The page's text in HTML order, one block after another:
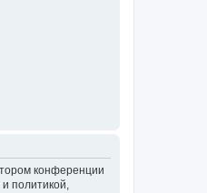
конференции
политикой,